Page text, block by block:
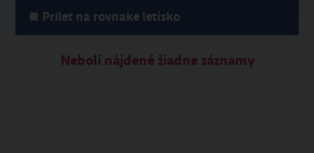
Prílet na rovnake letisko
Neboli nájdené žiadne záznamy